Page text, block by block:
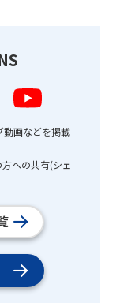
動画などを掲載
への共有(シェ